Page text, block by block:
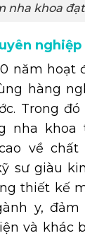
nha khoa
nghiệp
năm hoạt
hàng
Trong
nha khoa
về
sư giàu
thiết kế
y, đảm
và khác